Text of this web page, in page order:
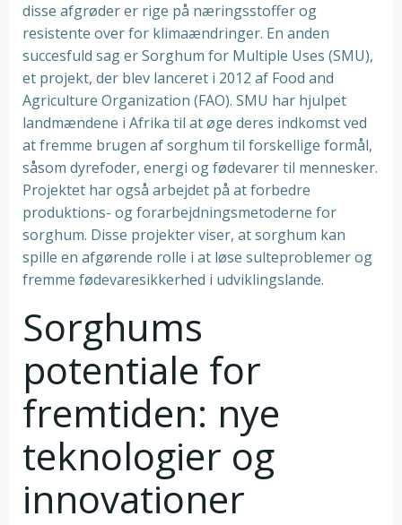
disse afgrøder er rige på næringsstoffer og
resistente over for klimaændringer. En anden
succesfuld sag er Sorghum for Multiple Uses (SMU),
et projekt, der blev lanceret i 2012 af Food and
Agriculture Organization (FAO). SMU har hjulpet
landmændene i Afrika til at øge deres indkomst ved
at fremme brugen af sorghum til forskellige formål,
såsom dyrefoder, energi og fødevarer til mennesker.
Projektet har også arbejdet på at forbedre
produktions- og forarbejdningsmetoderne for
sorghum. Disse projekter viser, at sorghum kan
spille en afgørende rolle i at løse sulteproblemer og
fremme fødevaresikkerhed i udviklingslande.
Sorghums
potentiale for
fremtiden: nye
teknologier og
innovationer